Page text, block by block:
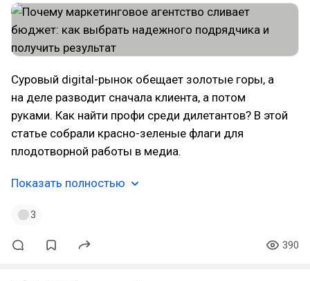
Суровый digital-рынок обещает золотые горы, а
на деле разводит сначала клиента, а потом
руками. Как найти профи среди дилетантов? В этой
статье собрали красно-зеленые флаги для
плодотворной работы в медиа.
Показать полностью
3
390